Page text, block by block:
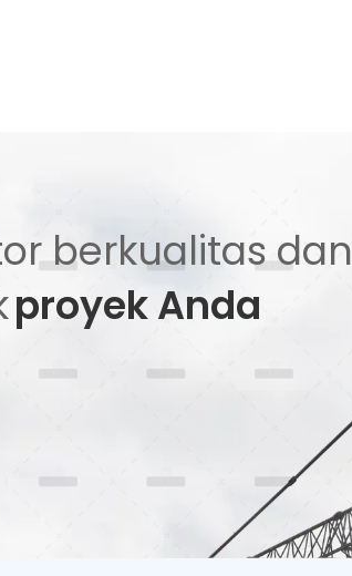
berkualitas dan
proyek Anda